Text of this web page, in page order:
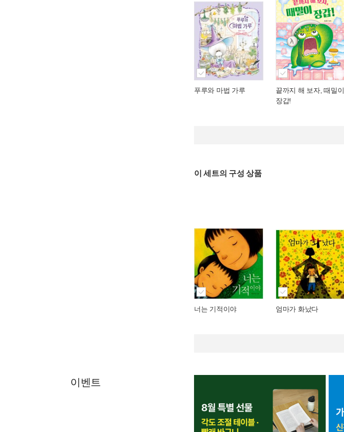
푸루와 마법 가루
끝까지 해 보자, 때밀이
장갑!
이 세트의 구성 상품
너는 기적이야 엄마가 화났다
이벤트